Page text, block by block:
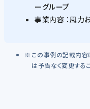
ーグループ
事業内容 ：風力
この事例の記載内容
は予告なく変更する